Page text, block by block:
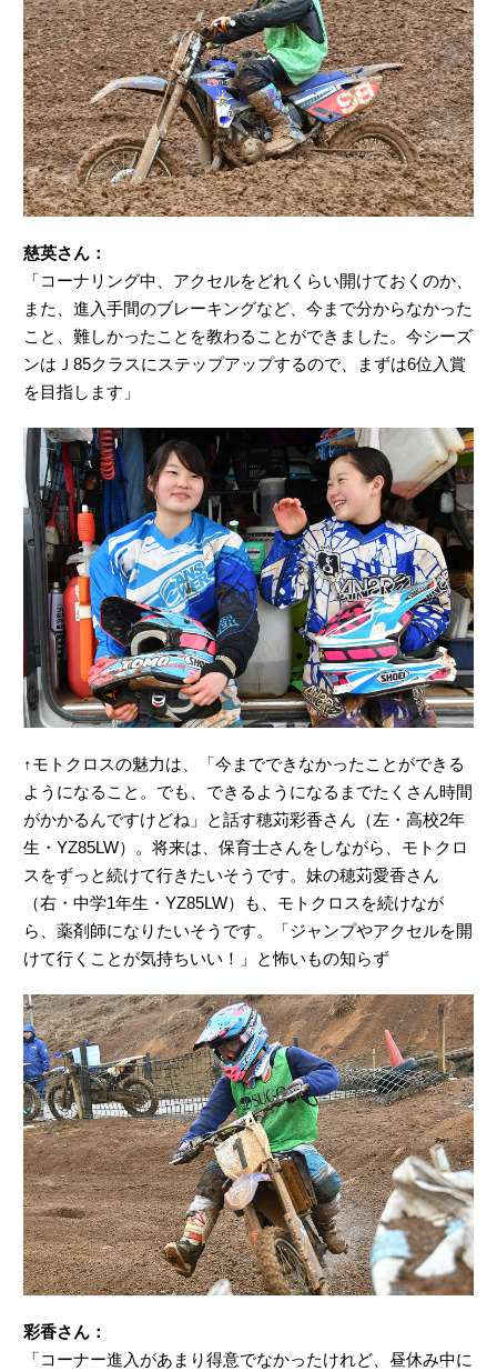
慈英さん：
「コーナリング中、アクセルをどれくらい開けておくのか、
また、進入手間のブレーキングなど、今まで分からなかった
こと、難しかったことを教わることができました。今シーズ
ンはＪ85クラスにステップアップするので、まずは6位入賞
を目指します」
↑モトクロスの魅力は、「今までできなかったことができる
ようになること。でも、できるようになるまでたくさん時間
がかかるんですけどね」と話す穂苅彩香さん（左・高校2年
生・YZ85LW）。将来は、保育士さんをしながら、モトクロ
スをずっと続けて行きたいそうです。妹の穂苅愛香さん
（右・中学1年生・YZ85LW）も、モトクロスを続けなが
ら、薬剤師になりたいそうです。「ジャンプやアクセルを開
けて行くことが気持ちいい！」と怖いもの知らず
彩香さん：
「コーナー進入があまり得意でなかったけれど、昼休み中に